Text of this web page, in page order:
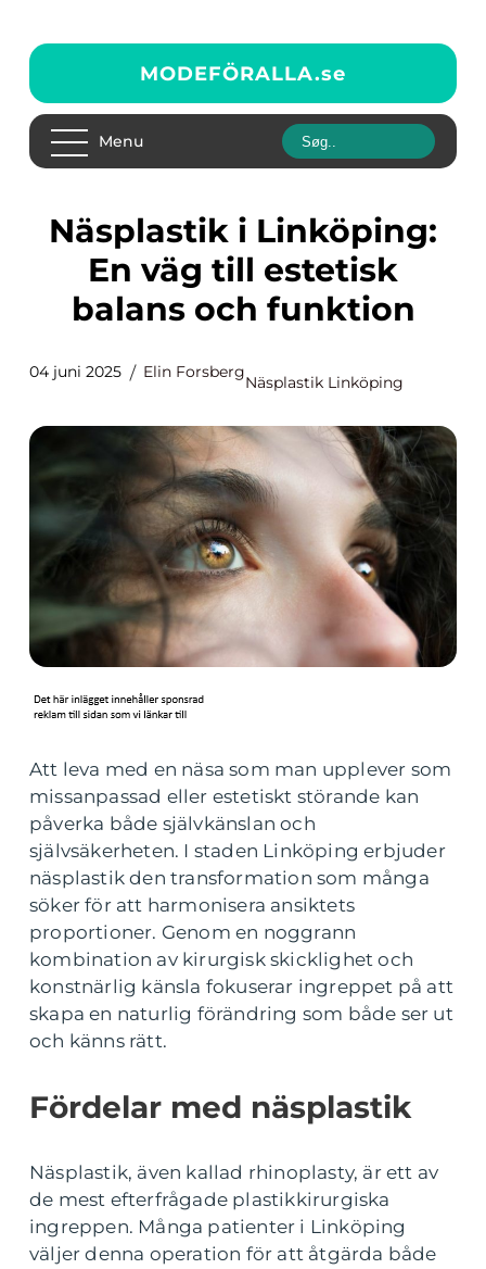
MODEFÖRALLA.se
Menu
Näsplastik i Linköping:
En väg till estetisk
balans och funktion
04 juni 2025 Elin Forsberg
Näsplastik Linköping
Att leva med en näsa som man upplever som
missanpassad eller estetiskt störande kan
påverka både självkänslan och
självsäkerheten. I staden Linköping erbjuder
näsplastik den transformation som många
söker för att harmonisera ansiktets
proportioner. Genom en noggrann
kombination av kirurgisk skicklighet och
konstnärlig känsla fokuserar ingreppet på att
skapa en naturlig förändring som både ser ut
och känns rätt.
Fördelar med näsplastik
Näsplastik, även kallad rhinoplasty, är ett av
de mest efterfrågade plastikkirurgiska
ingreppen. Många patienter i Linköping
väljer denna operation för att åtgärda både